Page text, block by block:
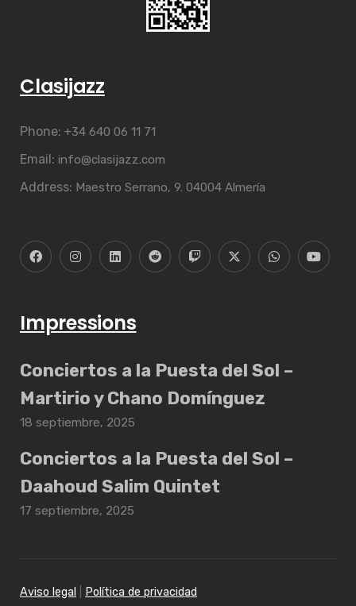
Clasijazz
Phone: +34 640 06 11 71
Email: info@clasijazz.com
Address: Maestro Serrano, 9. 04004 Almería
Impressions
Conciertos a la Puesta del Sol –
Martirio y Chano Domínguez
18 septiembre, 2025
Conciertos a la Puesta del Sol –
Daahoud Salim Quintet
17 septiembre, 2025
Aviso legal Política de privacidad